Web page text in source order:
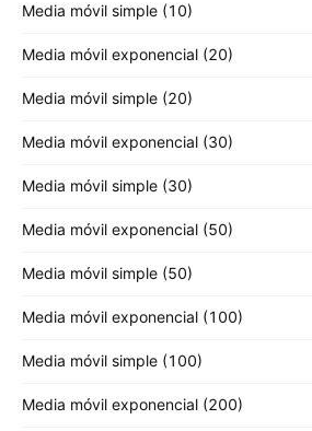
Media móvil simple (10)
Media móvil exponencial (20)
Media móvil simple (20)
Media móvil exponencial (30)
Media móvil simple (30)
Media móvil exponencial (50)
Media móvil simple (50)
Media móvil exponencial (100)
Media móvil simple (100)
Media móvil exponencial (200)